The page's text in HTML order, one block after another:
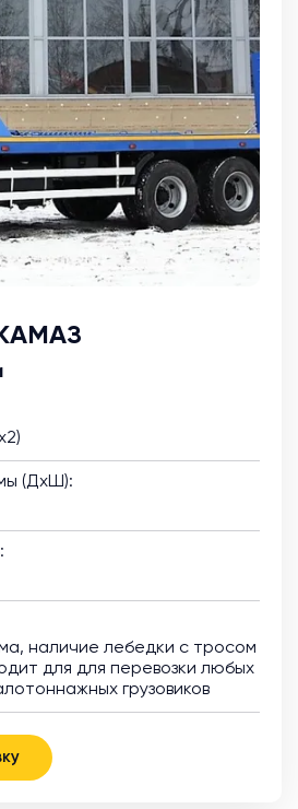
(ДхШ):
наличие лебедки с тросом
для для перевозки любых
грузовиков